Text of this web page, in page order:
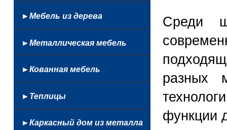
Среди
разных
функции
стеклом
С
автоматикой
Маршевые
Кованые
Профнастил
бассейн
Из
лексана
Из
профнастила
поликарбоната
►Мебель из дерева
►Металлическая мебель
Столы
и
стулья
Сушилки
для
►Кованная мебель
люстры
и
фонари
►Теплицы
►Каркасный дом из металла